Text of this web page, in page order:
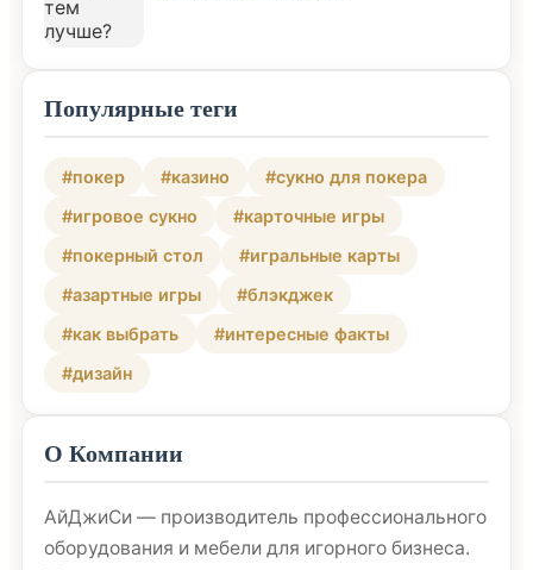
Популярные теги
#покер #казино
#сукно для покера
#игровое сукно
#карточные игры
#покерный стол
#игральные карты
#азартные игры
#блэкджек
#как выбрать
#интересные факты
#дизайн
О Компании
АйДжиСи — производитель профессионального
оборудования и мебели для игорного бизнеса.